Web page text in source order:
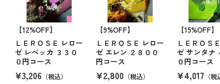
【12%OFF】
ＬＥＲＯＳＥ レロー
ゼ レベッカ ３３０
０円コース
¥3,206 （税込）
【9%OFF】
ＬＥＲＯＳＥ レロー
ゼ エレン ２８００
円コース
¥2,800 （税込）
【15%OFF】
ＬＥＲＯＳ
ゼ サンタナ
０円コース
¥4,017 （